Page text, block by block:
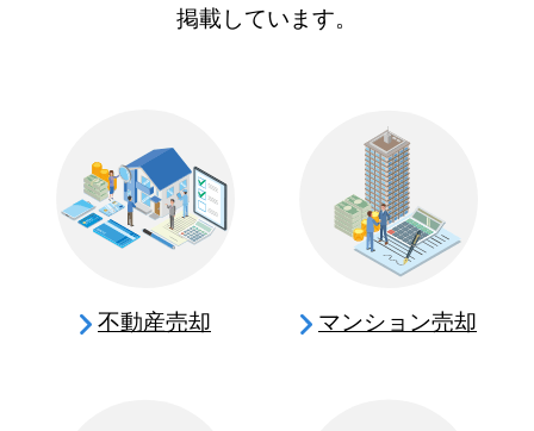
掲載しています。
不動産売却 マンション売却